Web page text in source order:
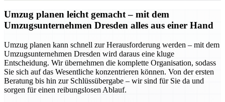
Umzug planen leicht gemacht – mit dem
Umzugsunternehmen Dresden alles aus einer Hand
Umzug planen kann schnell zur Herausforderung werden – mit dem
Umzugsunternehmen Dresden wird daraus eine kluge
Entscheidung. Wir übernehmen die komplette Organisation, sodass
Sie sich auf das Wesentliche konzentrieren können. Von der ersten
Beratung bis hin zur Schlüssübergabe – wir sind für Sie da und
sorgen für einen reibungslosen Ablauf.